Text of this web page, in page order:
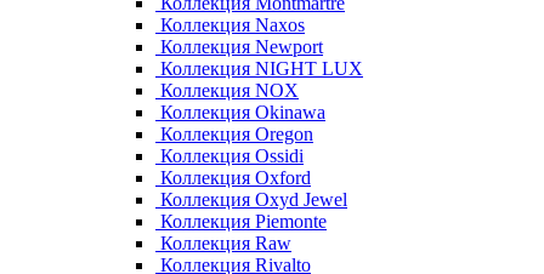
Коллекция Naxos
Коллекция Newport
Коллекция NIGHT LUX
Коллекция NOX
Коллекция Okinawa
Коллекция Oregon
Коллекция Ossidi
Коллекция Oxford
Коллекция Oxyd Jewel
Коллекция Piemonte
Коллекция Raw
Коллекция Rivalto